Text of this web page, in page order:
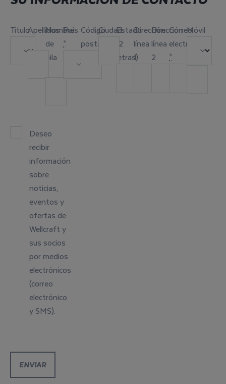
TítuloApellidosNombre
de
pila
País
*
Código
postal
CiudadEstado
(2
letras)
Dirección
línea
1
Dirección
línea
2
Correo
electrónico
*
Móvil
Deseo
recibir
información
sobre
noticias,
eventos y
ofertas de
Wellcraft y
sus socios
por medios
electrónicos
(correo
electrónico
y SMS).